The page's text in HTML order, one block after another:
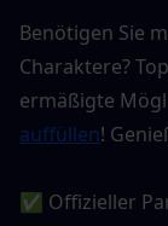
Benötigen Sie
Charaktere?
ermäßigte
auffüllen!
✅ Offizieller